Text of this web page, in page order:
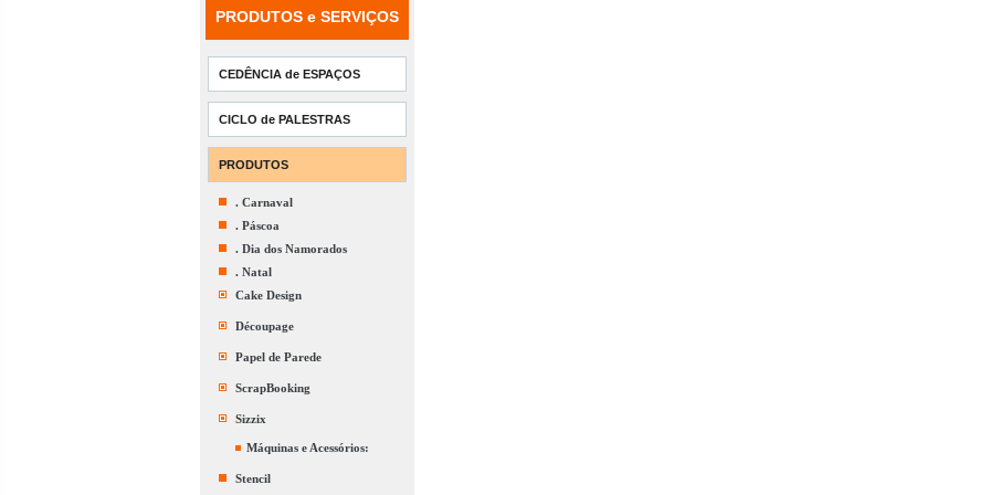
PRODUTOS e SERVIÇOS
CEDÊNCIA de ESPAÇOS
CICLO de PALESTRAS
PRODUTOS
. Carnaval
. Páscoa
. Dia dos Namorados
. Natal
Cake Design
Découpage
Papel de Parede
ScrapBooking
Sizzix
Máquinas e Acessórios:
Stencil